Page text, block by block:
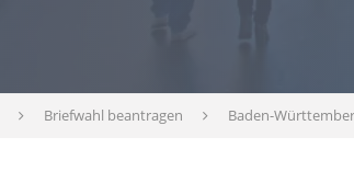
Briefwahl beantragen Baden-